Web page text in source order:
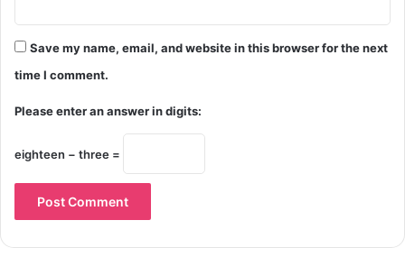
Save my name, email, and website in this browser for the next
time I comment.
Please enter an answer in digits:
eighteen − three =